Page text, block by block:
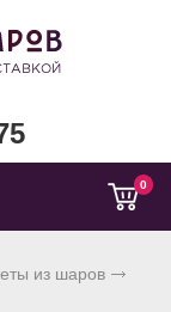
0
из шаров